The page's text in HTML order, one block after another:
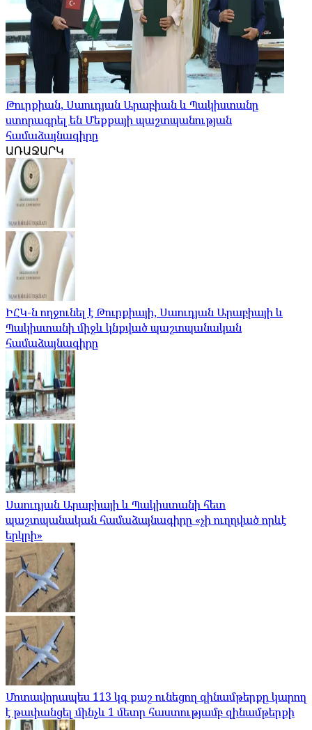
Թուրքիան, Սաուդյան Արաբիան և Պակիստանը
ստորագրել են Մեքքայի պաշտպանության
համաձայնագիրը
ԱՌԱՋԱՐԿ
ԻՀԿ-ն ողջունել է Թուրքիայի, Սաուդյան Արաբիայի և
Պակիստանի միջև կնքված պաշտպանական
համաձայնագիրը
Սաուդյան Արաբիայի և Պակիստանի հետ
պաշտպանական համաձայնագիրը «չի ուղղված որևէ
երկրի»
Մոտավորապես 113 կգ քաշ ունեցող զինամթերքը կարող
է թափանցել մինչև 1 մետր հաստությամբ զինամթերքի